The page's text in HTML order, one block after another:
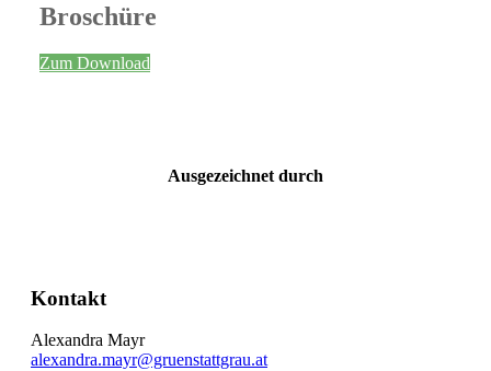
Broschüre
Zum Download
Ausgezeichnet durch
Kontakt
Alexandra Mayr
alexandra.mayr@gruenstattgrau.at